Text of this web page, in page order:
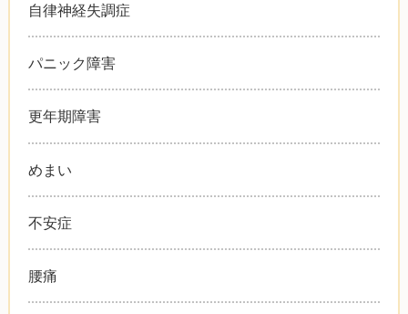
自律神経失調症
パニック障害
更年期障害
めまい
不安症
腰痛